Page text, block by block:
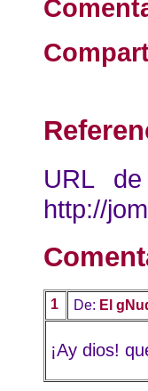
URL
http://
1 De: El
¡Ay dios!